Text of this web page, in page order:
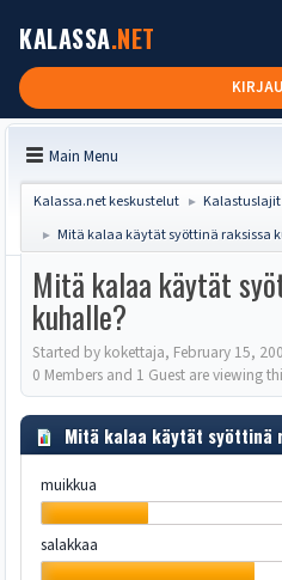
KALASSA.NET
Main Menu
Kalassa.net keskustelut ► Kalastuslajit
► Mitä kalaa käytät syöttinä raksissa
Mitä kalaa käytät
kuhalle?
Started by kokettaja, February 15,
0 Members and 1 Guest are viewing
Mitä kalaa käytät syöttinä
muikkua
salakkaa